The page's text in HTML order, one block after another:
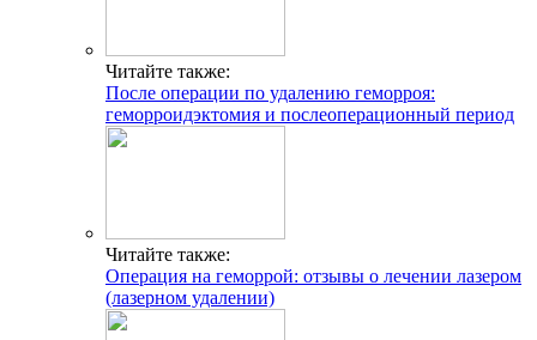
Читайте также:
После операции по удалению геморроя:
геморроидэктомия и послеоперационный период
Читайте также:
Операция на геморрой: отзывы о лечении лазером
(лазерном удалении)